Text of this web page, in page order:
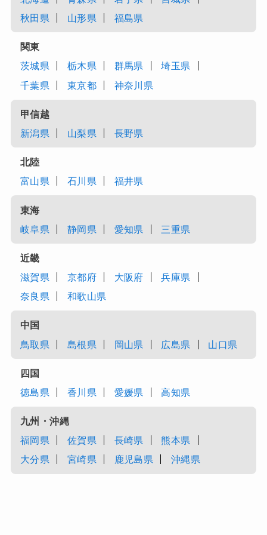
秋田県
山形県 福島県
関東
茨城県
栃木県 群馬県
埼玉県
千葉県
東京都 神奈川県
甲信越
新潟県
山梨県 長野県
北陸
富山県
石川県 福井県
東海
岐阜県
静岡県 愛知県 三重県
近畿
滋賀県
京都府 大阪府
兵庫県
奈良県
和歌山県
中国
鳥取県
島根県 岡山県 広島県 山口県
四国
徳島県
香川県 愛媛県 高知県
九州・沖縄
福岡県
佐賀県 長崎県
熊本県
大分県
宮崎県 鹿児島県 沖縄県